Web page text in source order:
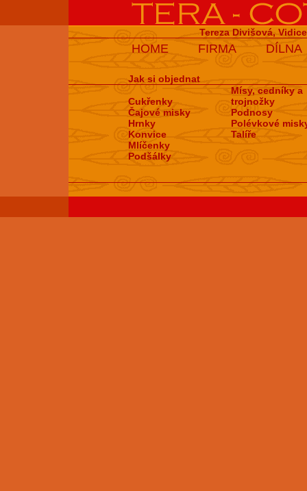
Tereza Divišová,
HOME FIRMA DÍLNA
Jak si objednat
Cukřenky
Čajové misky
Hrnky
Konvice
Mlíčenky
Podšálky
Mísy, cedníky a
trojnožky
Podnosy
Polévkové
Talíře